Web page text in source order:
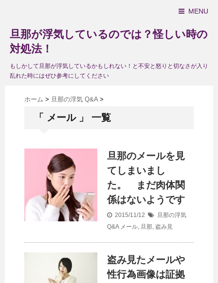
MENU
旦那が浮気しているのでは？怪しい時の
対処法！
もしかして旦那が浮気しているかもしれない！と不安と怒りと切なさが入り
乱れた時にはぜひ参考にしてください
ホーム > 旦那の浮気 Q&A >
「 メール 」 一覧
旦那のメールを見
てしまいまし
た。 まだ肉体関
係はないようです
2015/11/12
旦那の浮気
Q&A メール, 旦那, 盗み見
盗み見たメールや
性行為画像は証拠